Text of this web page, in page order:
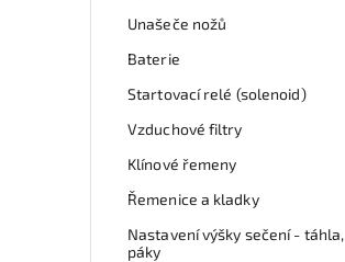
Unašeče nožů
Baterie
Startovací relé (solenoid)
Vzduchové filtry
Klínové řemeny
Řemenice a kladky
Nastavení výšky sečení - táhla,
páky